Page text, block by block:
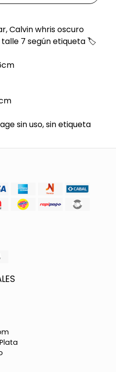
Calvin whris oscuro
7 según etiqueta 🏷️
sin uso, sin etiqueta